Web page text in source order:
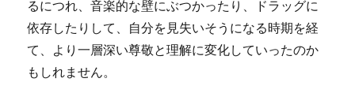
るにつれ、音楽的な壁にぶつかったり、ドラッグに
依存したりして、自分を見失いそうになる時期を経
て、より一層深い尊敬と理解に変化していったのか
もしれません。